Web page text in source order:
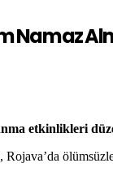
Namaz
etkinlikleri
Rojava’da